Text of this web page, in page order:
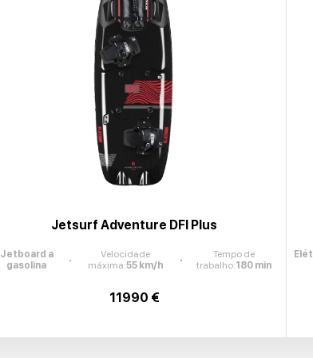
Jetsurf Adventure DFI Plus
Jetboard a
gasolina
Velocidade
máxima:55 km/h
Tempo de
trabalho:180 min
11990 €